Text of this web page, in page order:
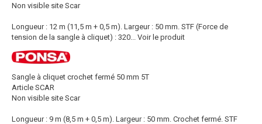
Non visible site Scar
Longueur : 12 m (11,5 m + 0,5 m). Largeur : 50 mm. STF (Force de
tension de la sangle à cliquet) : 320...
Voir le produit
Sangle à cliquet crochet fermé 50 mm 5T
Article SCAR
Non visible site Scar
Longueur : 9 m (8,5 m + 0,5 m). Largeur : 50 mm. Crochet fermé. STF